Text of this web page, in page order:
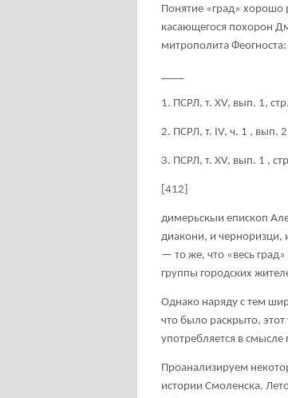
Понятие «град» хорошо
касающегося похорон
митрополита
1. ПСРЛ, т. XV, вып. 1,
2. ПСРЛ, т. IV, ч. 1 , вып.
3. ПСРЛ, т. XV, вып. 1 ,
[412]
димерьскыи епископ
диакони, и черноризци,
— то же, что «весь
группы городских
Однако наряду с тем
что было раскрыто,
употребляется в смысле
Проанализируем
истории Смоленска.